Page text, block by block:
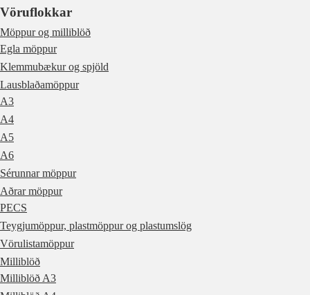
Vöruflokkar
Möppur og milliblöð
Egla möppur
Klemmubækur og spjöld
Lausblaðamöppur
A3
A4
A5
A6
Sérunnar möppur
Aðrar möppur
PECS
Teygjumöppur, plastmöppur og plastumslög
Vörulistamöppur
Milliblöð
Milliblöð A3